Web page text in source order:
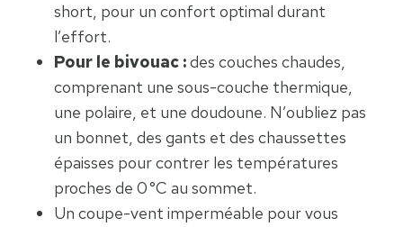
short, pour un confort optimal durant
l’effort.
Pour le bivouac :des couches chaudes,
comprenant une sous-couche thermique,
une polaire, et une doudoune. N’oubliez pas
un bonnet, des gants et des chaussettes
épaisses pour contrer les températures
proches de 0 °C au sommet.
Un coupe-vent imperméable pour vous